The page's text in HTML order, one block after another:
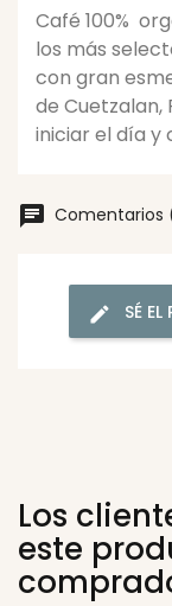
Café 100%
los más
con gran
de Cuetzalan,
iniciar el día y
Comentarios
SÉ
Los
este